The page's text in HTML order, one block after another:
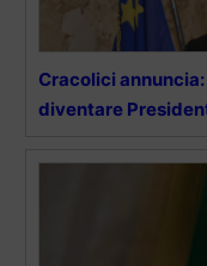
Cracolici
diventare